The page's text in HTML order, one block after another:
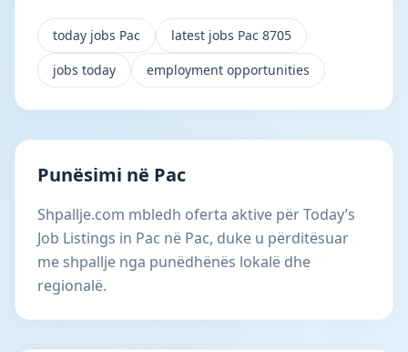
today jobs Pac
latest jobs Pac 8705
jobs today
employment opportunities
Punësimi në Pac
Shpallje.com mbledh oferta aktive për Today’s
Job Listings in Pac në Pac, duke u përditësuar
me shpallje nga punëdhënës lokalë dhe
regionalë.